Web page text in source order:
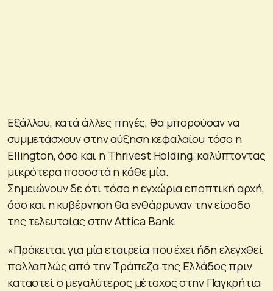
Εξάλλου, κατά άλλες πηγές, θα μπορούσαν να
συμμετάσχουν στην αύξηση κεφαλαίου τόσο η
Ellington, όσο και η Thrivest Holding, καλύπτοντας
μικρότερα ποσοστά η κάθε μία.
Σημειώνουν δε ότι τόσο η εγχώρια εποπτική αρχή,
όσο και η κυβέρνηση θα ενθάρρυναν την είσοδο
της τελευταίας στην Attica Bank.
«Πρόκειται για μία εταιρεία που έχει ήδη ελεγχθεί
πολλαπλώς από την Τράπεζα της Ελλάδος πριν
καταστεί ο μεγαλύτερος μέτοχος στην Παγκρήτια